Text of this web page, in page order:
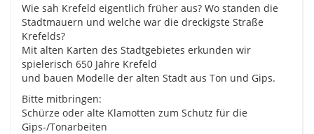
Wie sah Krefeld eigentlich früher aus? Wo standen die
Stadtmauern und welche war die dreckigste Straße
Krefelds?
Mit alten Karten des Stadtgebietes erkunden wir
spielerisch 650 Jahre Krefeld
und bauen Modelle der alten Stadt aus Ton und Gips.
Bitte mitbringen:
Schürze oder alte Klamotten zum Schutz für die
Gips-/Tonarbeiten